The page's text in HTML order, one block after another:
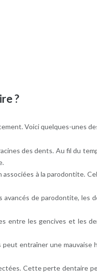
?
Voici quelques-unes
des dents. Au fil du
à la parodontite.
avancés de parodontite, les
entre les gencives et les
entraîner une mauvaise
Cette perte dentaire